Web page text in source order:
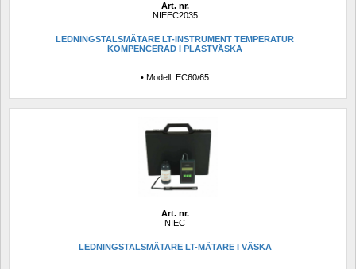
Art. nr.
NIEEC2035
LEDNINGSTALSMÄTARE LT-INSTRUMENT TEMPERATUR
KOMPENCERAD I PLASTVÄSKA
• Modell: EC60/65
Art. nr.
NIEC
LEDNINGSTALSMÄTARE LT-MÄTARE I VÄSKA